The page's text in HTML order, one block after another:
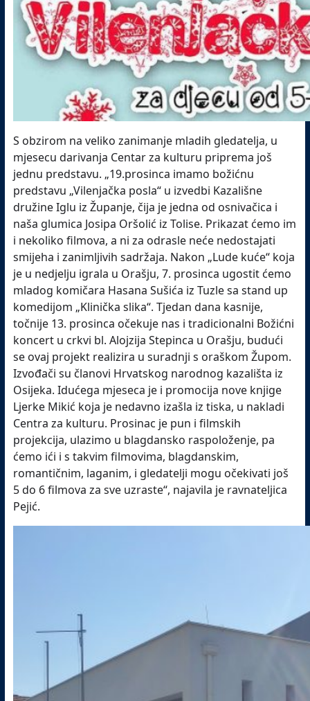
S obzirom na veliko zanimanje mladih gledatelja, u
mjesecu darivanja Centar za kulturu priprema još
jednu predstavu. „19.prosinca imamo božićnu
predstavu „Vilenjačka posla“ u izvedbi Kazališne
družine Iglu iz Županje, čija je jedna od osnivačica i
naša glumica Josipa Oršolić iz Tolise. Prikazat ćemo im
i nekoliko filmova, a ni za odrasle neće nedostajati
smijeha i zanimljivih sadržaja. Nakon „Lude kuće“ koja
je u nedjelju igrala u Orašju, 7. prosinca ugostit ćemo
mladog komičara Hasana Sušića iz Tuzle sa stand up
komedijom „Klinička slika“. Tjedan dana kasnije,
točnije 13. prosinca očekuje nas i tradicionalni Božićni
koncert u crkvi bl. Alojzija Stepinca u Orašju, budući
se ovaj projekt realizira u suradnji s oraškom Župom.
Izvođači su članovi Hrvatskog narodnog kazališta iz
Osijeka. Idućega mjeseca je i promocija nove knjige
Ljerke Mikić koja je nedavno izašla iz tiska, u nakladi
Centra za kulturu. Prosinac je pun i filmskih
projekcija, ulazimo u blagdansko raspoloženje, pa
ćemo ići i s takvim filmovima, blagdanskim,
romantičnim, laganim, i gledatelji mogu očekivati još
5 do 6 filmova za sve uzraste“, najavila je ravnateljica
Pejić.